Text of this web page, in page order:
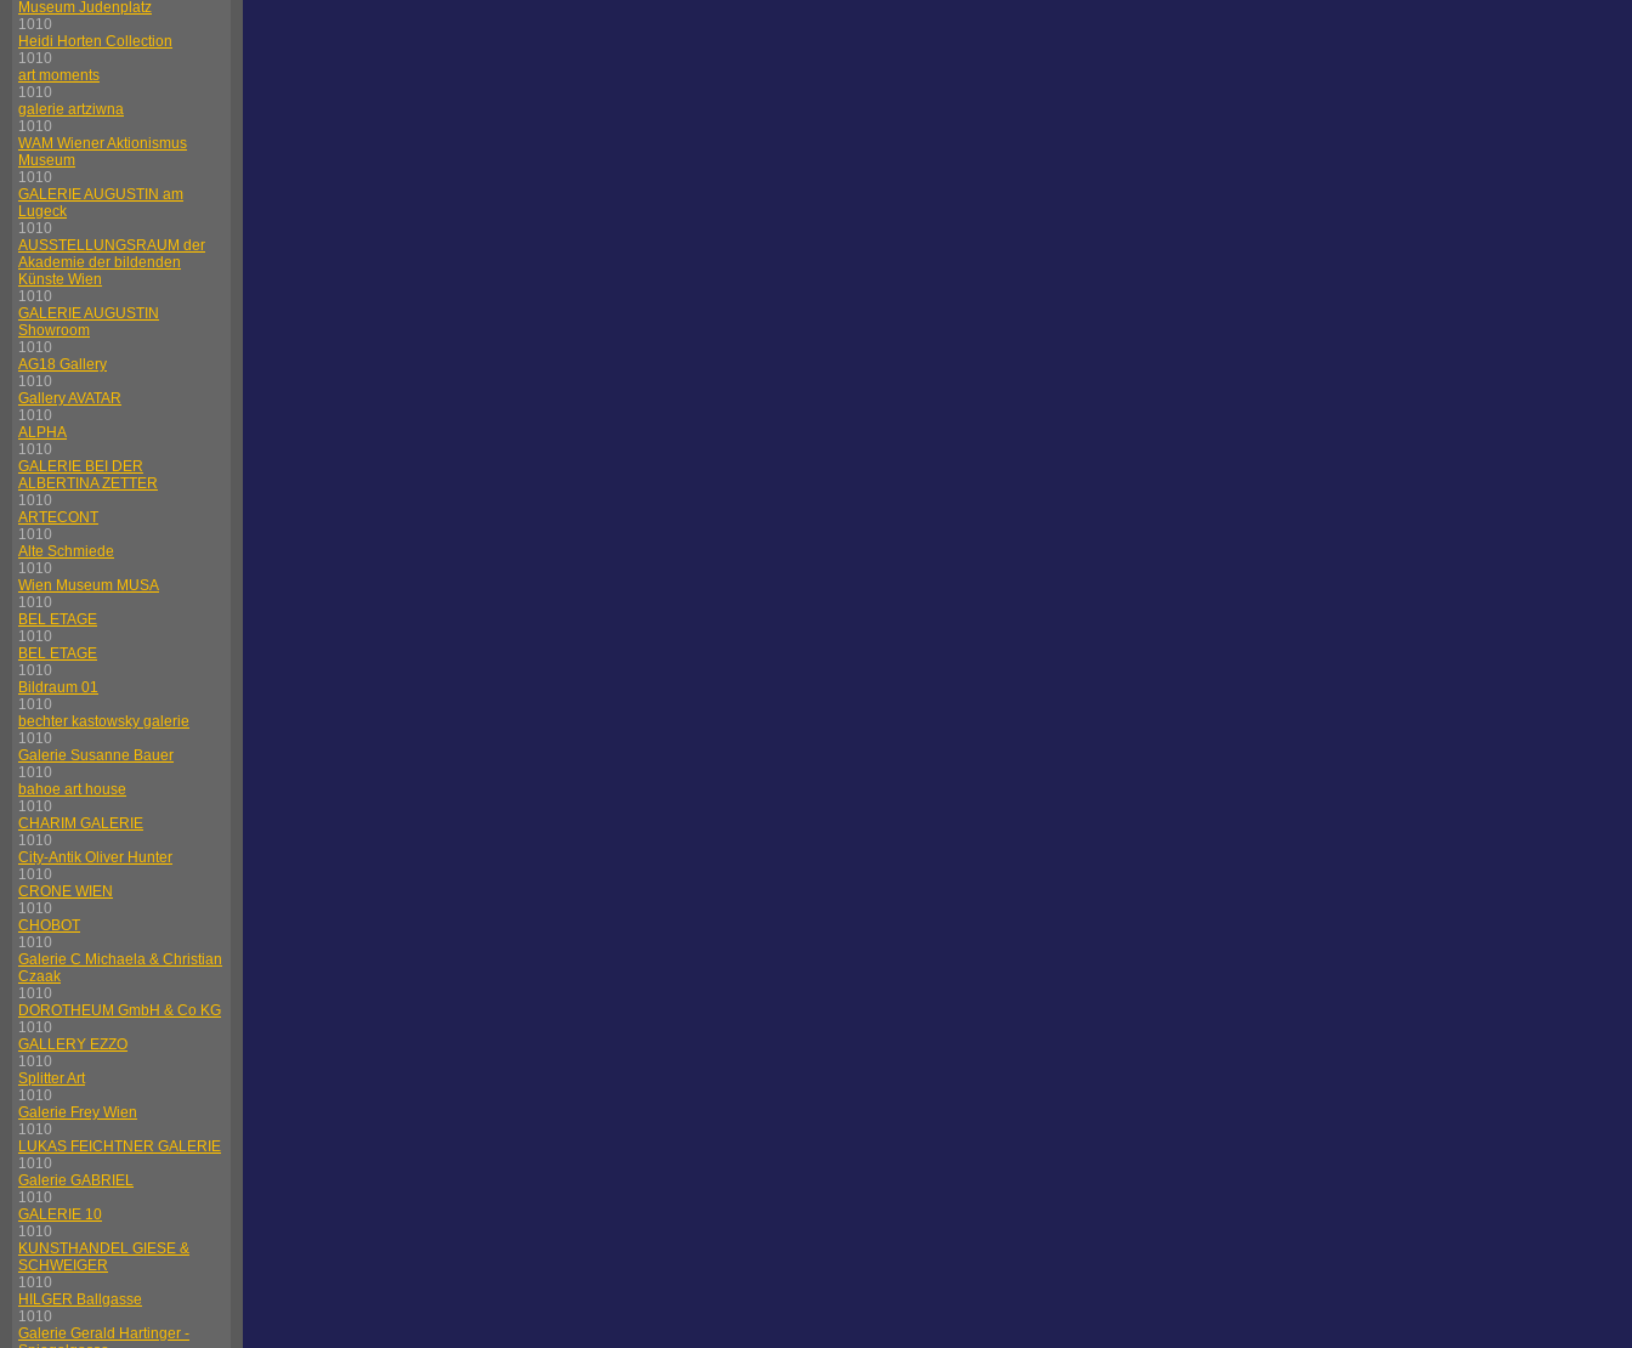
Museum Judenplatz
1010
Heidi Horten Collection
1010
art moments
1010
galerie artziwna
1010
WAM Wiener Aktionismus
Museum
1010
GALERIE AUGUSTIN am
Lugeck
1010
AUSSTELLUNGSRAUM der
Akademie der bildenden
Künste Wien
1010
GALERIE AUGUSTIN
Showroom
1010
AG18 Gallery
1010
Gallery AVATAR
1010
ALPHA
1010
GALERIE BEI DER
ALBERTINA ZETTER
1010
ARTECONT
1010
Alte Schmiede
1010
Wien Museum MUSA
1010
BEL ETAGE
1010
BEL ETAGE
1010
Bildraum 01
1010
bechter kastowsky galerie
1010
Galerie Susanne Bauer
1010
bahoe art house
1010
CHARIM GALERIE
1010
City-Antik Oliver Hunter
1010
CRONE WIEN
1010
CHOBOT
1010
Galerie C Michaela & Christian
Czaak
1010
DOROTHEUM GmbH & Co KG
1010
GALLERY EZZO
1010
Splitter Art
1010
Galerie Frey Wien
1010
LUKAS FEICHTNER GALERIE
1010
Galerie GABRIEL
1010
GALERIE 10
1010
KUNSTHANDEL GIESE &
SCHWEIGER
1010
HILGER Ballgasse
1010
Galerie Gerald Hartinger -